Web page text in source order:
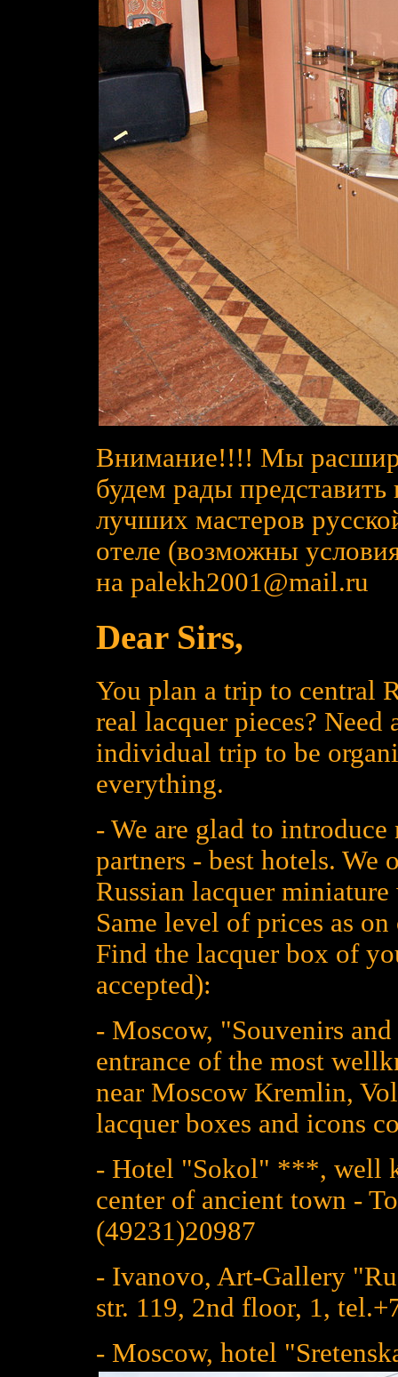
Внимание!!!! Мы
будем рады
лучших мастеров
отеле (возможны
на palekh2001@mail.ru
Dear Sirs,
You plan a trip to central
real lacquer pieces?
individual trip to be
everything.
- We are glad to
partners - best hotels.
Russian lacquer
Same level of prices as
Find the lacquer box of
accepted):
- Moscow, "Souvenirs
entrance of the most
near Moscow Kremlin,
lacquer boxes and icons
- Hotel "Sokol" ***, well
center of ancient town -
(49231)20987
- Ivanovo, Art-Gallery
str. 119, 2nd floor, 1,
- Moscow, hotel